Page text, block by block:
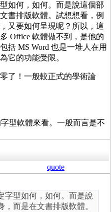
如何，如何。而是說這個部
書排版軟體。試想想看，例
又要如何呈現呢？所以，這
Office 軟體做不到，是他的
括 MS Word 也是一堆人在用
它的功能受限。
了！一般較正式的學術論
型軟體來看。一般而言是不
quote
字型如何，如何。而是說
而是在文書排版軟體。